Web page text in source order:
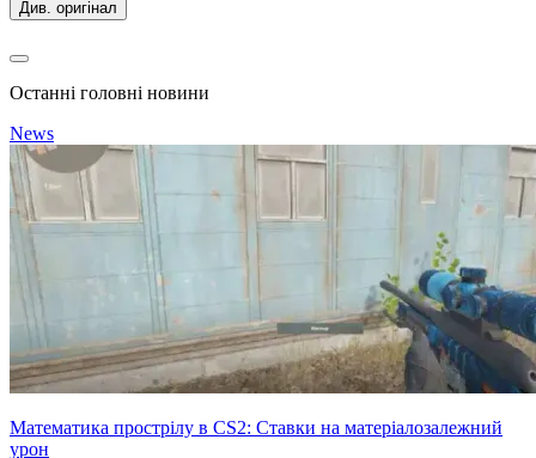
Див. оригінал
Останні головні новини
News
Математика прострілу в CS2: Ставки на матеріалозалежний
урон